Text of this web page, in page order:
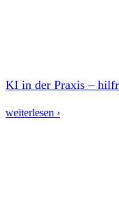
KI in der Praxis –
weiterlesen ›